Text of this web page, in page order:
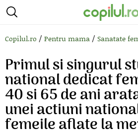
Copilul.ro / Pentru mama / Sanatate
Primul si singurul
national dedicat
40 si 65 de ani
unei actiuni
femeile aflate la